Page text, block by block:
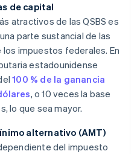
de capital
atractivos de las QSBS es
parte sustancial de las
impuestos federales. En
estadounidense
100 % de la ganancia
, o 10 veces la base
lo que sea mayor.
alternativo (AMT)
del impuesto